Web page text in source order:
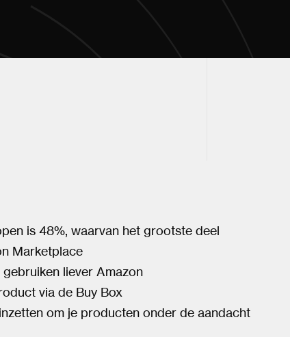
is 48%, waarvan het grootste deel
Marketplace
liever Amazon
via de Buy Box
om je producten onder de aandacht